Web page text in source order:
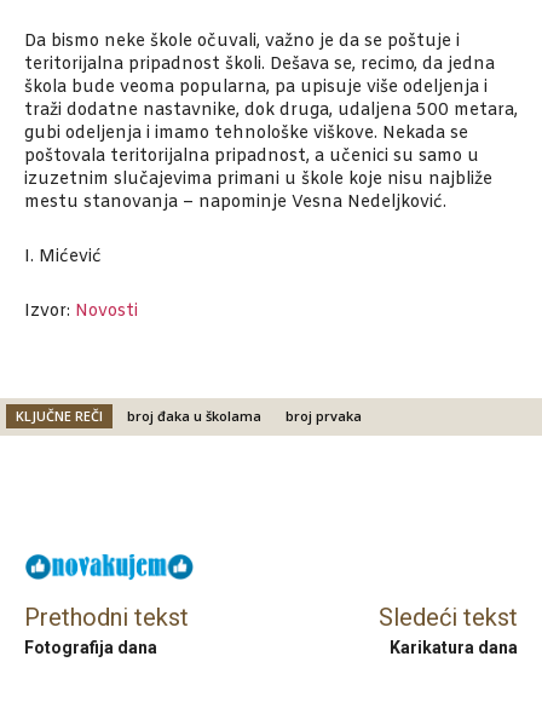
Da bismo neke škole očuvali, važno je da se poštuje i
teritorijalna pripadnost školi. Dešava se, recimo, da jedna
škola bude veoma popularna, pa upisuje više odeljenja i
traži dodatne nastavnike, dok druga, udaljena 500 metara,
gubi odeljenja i imamo tehnološke viškove. Nekada se
poštovala teritorijalna pripadnost, a učenici su samo u
izuzetnim slučajevima primani u škole koje nisu najbliže
mestu stanovanja – napominje Vesna Nedeljković.
I. Mićević
Izvor: Novosti
KLJUČNE REČI broj đaka u školama broj prvaka
Prethodni tekst
Fotografija dana
Sledeći tekst
Karikatura dana